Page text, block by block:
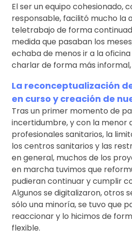
El ser un equipo cohesionado,
responsable, facilitó mucho la
teletrabajo de forma
medida que pasaban los
echaba de menos ir a la
charlar de forma más
La reconceptualización
en curso y creación de
Tras un primer momento de
incertidumbre, y con la menor
profesionales sanitarios, la
los centros sanitarios y las
en general, muchos de los
en marcha tuvimos que
pudieran continuar y cumplir
Algunos se digitalizaron, otros
sólo una minoría, se tuvo que
reaccionar y lo hicimos de
flexible.